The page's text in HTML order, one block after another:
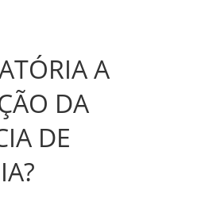
A
DA
DE